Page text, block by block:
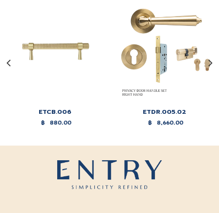
ETCB.006
฿ 880.00
ETDR.005.02
฿ 8,660.00